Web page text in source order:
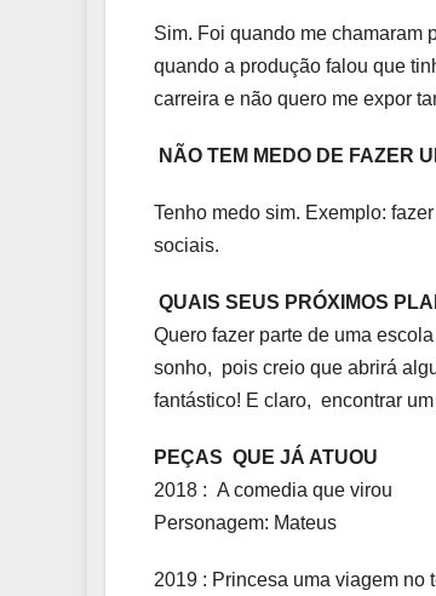
Sim. Foi quando me chamaram
quando a produção falou que
carreira e não quero me expor
NÃO TEM MEDO DE FAZER
Tenho medo sim. Exemplo:
sociais.
QUAIS SEUS PRÓXIMOS
Quero fazer parte de uma
sonho, pois creio que abrirá
fantástico! E claro, encontrar
PEÇAS QUE JÁ ATUOU
2018 : A comedia que virou
Personagem: Mateus
2019 : Princesa uma viagem no